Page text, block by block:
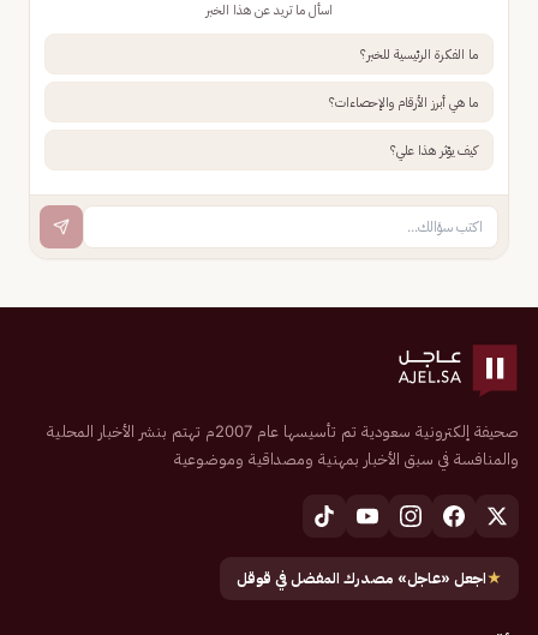
اسأل ما تريد عن هذا الخبر
ما الفكرة الرئيسية للخبر؟
ما هي أبرز الأرقام والإحصاءات؟
كيف يؤثر هذا علي؟
صحيفة إلكترونية سعودية تم تأسيسها عام 2007م تهتم بنشر الأخبار المحلية
والمنافسة في سبق الأخبار بمهنية ومصداقية وموضوعية
★اجعل «عاجل» مصدرك المفضل في قوقل